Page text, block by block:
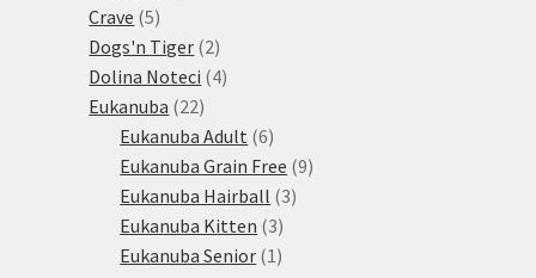
Crave 55
produktů
Dogs'n Tiger 22
produkty
Dolina Noteci 44
Eukanuba 2222
produktů
Eukanuba Adult 66
produktů
Eukanuba Grain Free 99
Eukanuba Hairball 33
Eukanuba Kitten 33
produkty
Eukanuba Senior 1 1